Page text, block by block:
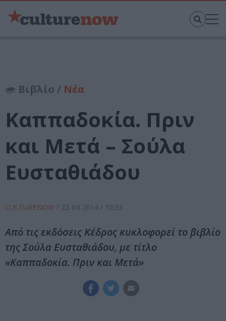
Βιβλίο / Νέα
Καππαδοκία. Πριν
και Μετά – Σούλα
Ευσταθιάδου
CULTURENOW / 22-04-2014 / 10:33
Από τις εκδόσεις Κέδρος κυκλοφορεί το βιβλίο
της Σούλα Ευσταθιάδου, με τίτλο
«Καππαδοκία. Πριν και Μετά»